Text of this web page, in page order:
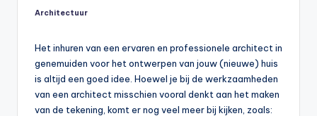
Geplaatst
Architectuur
Het inhuren van een ervaren en professionele architect in
genemuiden voor het ontwerpen van jouw (nieuwe) huis
is altijd een goed idee. Hoewel je bij de werkzaamheden
van een architect misschien vooral denkt aan het maken
van de tekening, komt er nog veel meer bij kijken, zoals: